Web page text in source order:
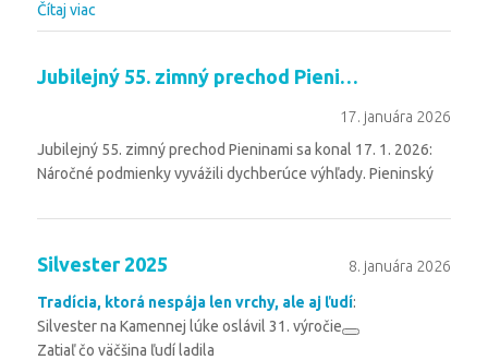
Čítaj viac
Jubilejný 55. zimný prechod Pieninami – 17.1.2026
17. januára 2026
Jubilejný 55. zimný prechod Pieninami sa konal 17. 1. 2026:
Náročné podmienky vyvážili dychberúce výhľady. Pieninský
Silvester 2025 8. januára 2026
Tradícia, ktorá nespája len vrchy, ale aj ľudí:
Silvester na Kamennej lúke oslávil 31. výročie
Zatiaľ čo väčšina ľudí ladila